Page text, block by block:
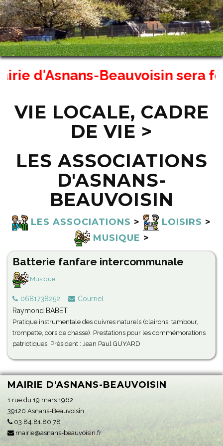
d'Asnans-Beauvoisin sera
VIE LOCALE, CADRE
DE VIE >
LES ASSOCIATIONS
D'ASNANS-
BEAUVOISIN
LES ASSOCIATIONS > LOISIRS >
MUSIQUE >
Batterie fanfare intercommunale
Musique
0681738252
Courriel
Raymond BABET
Pratique instrumentale des cuivres naturels (clairons, tambour,
trompette, cors de chasse). Prestations pour les commémorations
patriotiques. Président : Jean Paul GUYARD
MAIRIE D'ASNANS-BEAUVOISIN
1 rue du 19 mars 1962
39120 Asnans-Beauvoisin
03.84.81.80.78
mairie@asnans-beauvoisin.fr